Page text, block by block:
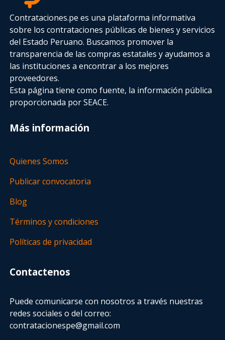
Contrataciones.pe es una plataforma informativa
sobre los contrataciones públicas de bienes y servicios
del Estado Peruano. Buscamos promover la
transparencia de las compras estatalesy ayudamos a
las instituciones a encontrar a los mejores
proveedores.
Esta página tiene como fuente, la información pública
proporcionada por SEACE.
Más información
Quienes Somos
Publicar convocatoria
Blog
Términos y condiciones
Políticas de privacidad
Contactenos
Puede comunicarse con nosotros a través nuestras
redes sociales o del correo:
contratacionespe@gmail.com